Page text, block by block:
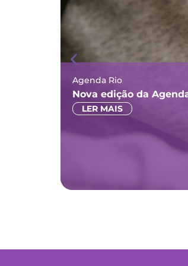
Agenda Rio
Nova edição da
LER MAIS